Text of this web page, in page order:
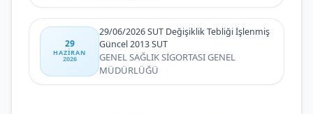
29
HAZIRAN
2026
29/06/2026 SUT Değişiklik Tebliği İşlenmiş
Güncel 2013 SUT
GENEL SAĞLIK SİGORTASI GENEL
MÜDÜRLÜĞÜ